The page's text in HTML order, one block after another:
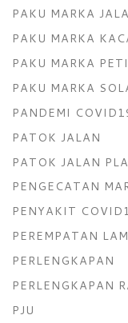
PAKU MARKA
PAKU MARKA
PAKU MARKA
PAKU MARKA
PANDEMI
PATOK JALAN
PATOK JALAN
PENGECATAN
PENYAKIT
PEREMPATAN
PERLENGKAPAN
PERLENGKAPAN
PJU